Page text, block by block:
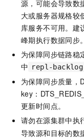
源，可能会导致数
大或服务器规格较
库服务不可用。建
峰期执行数据同步。
为保障同步链路稳
中 repl-
为保障同步质量，
key：
更新时间点。
请勿在源集群中执
导致源和目标的数